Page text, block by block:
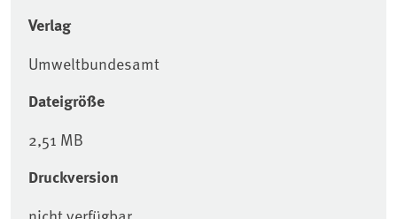
Verlag
Umweltbundesamt
Dateigröße
2,51 MB
Druckversion